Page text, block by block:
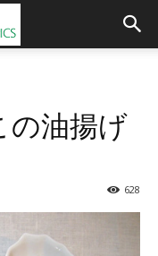
の油揚げ
628